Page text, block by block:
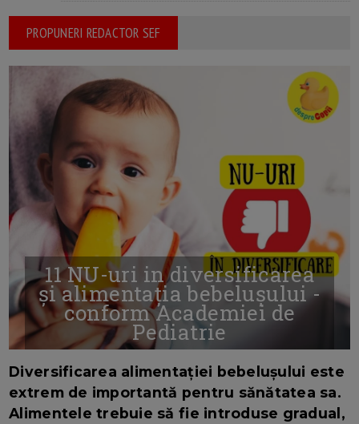
PROPUNERI REDACTOR SEF
11 NU-uri in diversificarea
și alimentația bebelușului -
conform Academiei de
Pediatrie
Diversificarea alimentației bebelușului este
extrem de importantă pentru sănătatea sa.
Alimentele trebuie să fie introduse gradual,